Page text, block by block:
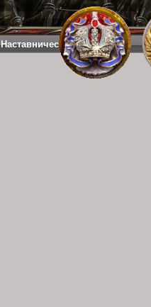
Наставничество